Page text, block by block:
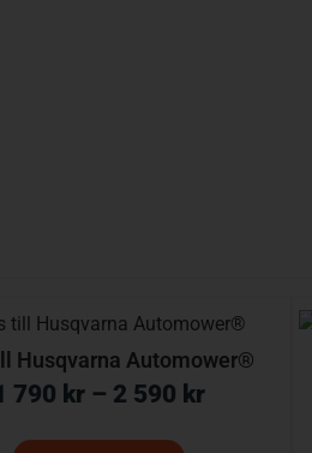
Husqvarna Automower®
790 kr – 2 590 kr